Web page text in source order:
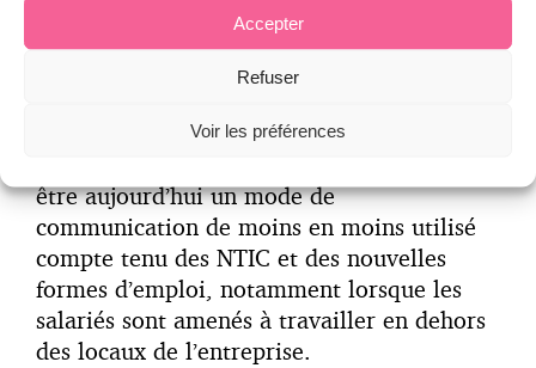
Accepter
Refuser
Voir les préférences
accordé de traitement de faveur et ont
annulé les élections du fait que l’affichage
n’avait pas été réalisé dans les 192 sites !
On peut s’interroger sur cette décision
être aujourd’hui un mode de
communication de moins en moins utilisé
compte tenu des NTIC et des nouvelles
formes d’emploi, notamment lorsque les
salariés sont amenés à travailler en dehors
des locaux de l’entreprise.